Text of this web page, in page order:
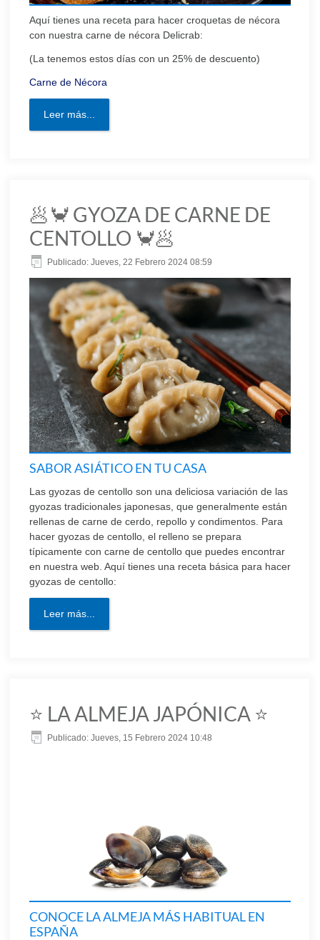
Aquí tienes una receta para hacer croquetas de nécora
con nuestra carne de nécora Delicrab:
(La tenemos estos días con un 25% de descuento)
Carne de Nécora
Leer más...
🥟🦀 GYOZA DE CARNE DE
CENTOLLO 🦀🥟
Publicado: Jueves, 22 Febrero 2024 08:59
SABOR ASIÁTICO EN TU CASA
Las gyozas de centollo son una deliciosa variación de las
gyozas tradicionales japonesas, que generalmente están
rellenas de carne de cerdo, repollo y condimentos. Para
hacer gyozas de centollo, el relleno se prepara
típicamente con carne de centollo que puedes encontrar
en nuestra web. Aquí tienes una receta básica para hacer
gyozas de centollo:
Leer más...
⭐️ LA ALMEJA JAPÓNICA ⭐️
Publicado: Jueves, 15 Febrero 2024 10:48
CONOCE LA ALMEJA MÁS HABITUAL EN
ESPAÑA